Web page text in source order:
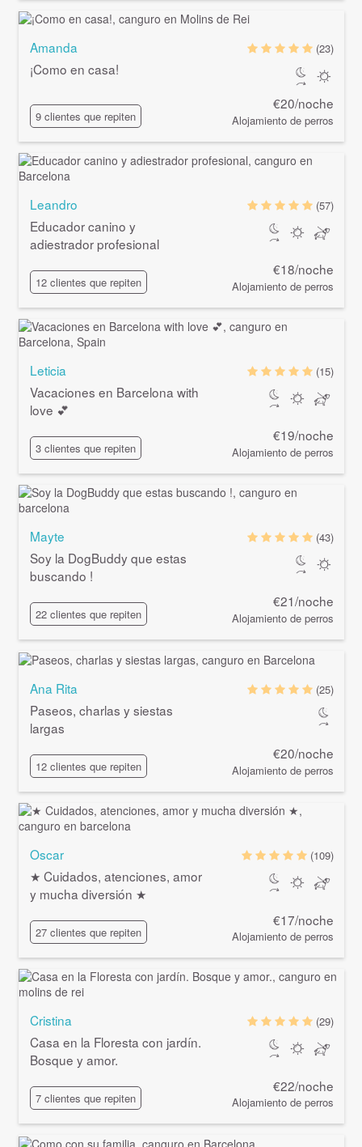
Amanda
¡Como en casa!
9 clientes que repiten
(23)
€20/noche
Alojamiento de perros
Leandro
Educador canino y
adiestrador profesional
12 clientes que repiten
(57)
€18/noche
Alojamiento de perros
Leticia
Vacaciones en Barcelona with
love 💕
3 clientes que repiten
(15)
€19/noche
Alojamiento de perros
Mayte
Soy la DogBuddy que estas
buscando !
22 clientes que repiten
(43)
€21/noche
Alojamiento de perros
Ana Rita
Paseos, charlas y siestas
largas
12 clientes que repiten
(25)
€20/noche
Alojamiento de perros
Oscar
★ Cuidados, atenciones, amor
y mucha diversión ★
27 clientes que repiten
(109)
€17/noche
Alojamiento de perros
Cristina
Casa en la Floresta con jardín.
Bosque y amor.
7 clientes que repiten
(29)
€22/noche
Alojamiento de perros